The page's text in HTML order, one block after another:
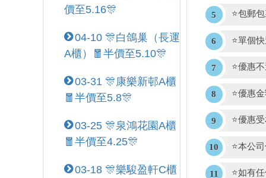
價至5.16🎊
04-10 🎊白鴿巢（長運
A櫃）🧧半價至5.10🎊
03-31 🎊康樂新邨A櫃
🧧半價至5.8🎊
03-25 🎊泉鴻花園A櫃
🧧半價至4.25🎊
03-18 🎊樂駿盈軒C櫃
⭐包郵
⭐單個
⭐優惠
⭐優惠
⭐優惠
⭐本公
⭐如有